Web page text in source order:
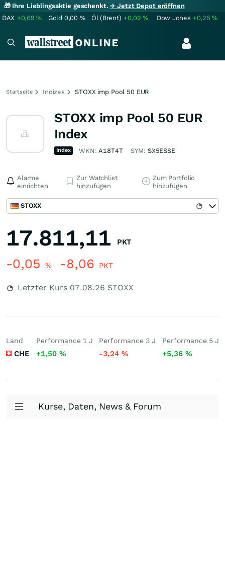
🎁 Ihre Lieblingsaktie geschenkt.→ Jetzt Depot eröffnen
DAX +0,69% Gold 0,00 % Öl (Brent) +0,02% Dow Jones +0,25%
Startseite Indizes STOXX imp Pool 50 EUR
STOXX imp Pool 50 EUR
Index
Index WKN:A18T4T SYM: SX5ESSE
Alarme
einrichten
Zur Watchlist
hinzufügen
Zum Portfolio
hinzufügen
STOXX
17.811,11 PKT
-0,05 % -8,06 PKT
Letzter Kurs 07.08.26 STOXX
Land
CHE
Performance 1 J
+1,50 %
Performance 3 J
-3,24%
Performance 5 J
+5,36 %
Kurse, Daten, News & Forum